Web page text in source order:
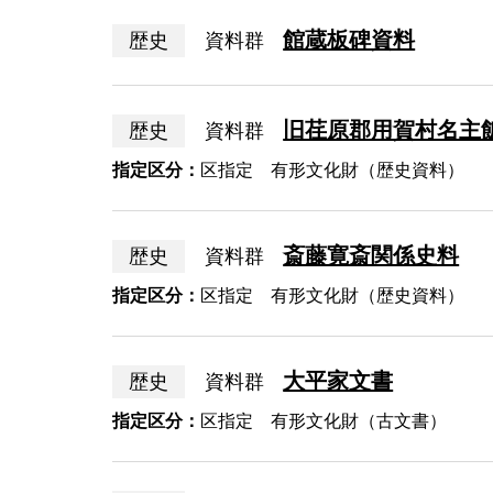
歴史 資料群 館蔵板碑資料
歴史 資料群 旧荏原郡用賀村名主
指定区分： 区指定 有形文化財（歴史資料）
歴史 資料群 斎藤寛斎関係史料
指定区分： 区指定 有形文化財（歴史資料）
歴史 資料群 大平家文書
指定区分： 区指定 有形文化財（古文書）